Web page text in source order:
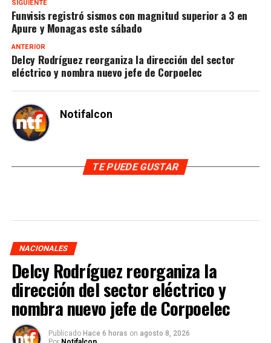
SIGUIENTE
Funvisis registró sismos con magnitud superior a 3 en
Apure y Monagas este sábado
ANTERIOR
Delcy Rodríguez reorganiza la dirección del sector
eléctrico y nombra nuevo jefe de Corpoelec
Notifalcon
TE PUEDE GUSTAR
NACIONALES
Delcy Rodríguez reorganiza la
dirección del sector eléctrico y
nombra nuevo jefe de Corpoelec
Publicado Hace 6 horas on agosto 8, 2026